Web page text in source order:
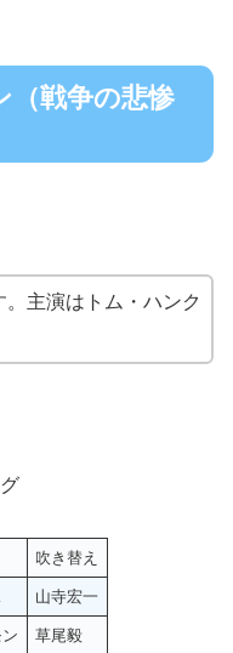
（戦争の悲惨
主演はトム・ハンク
吹き替え
山寺宏一
草尾毅